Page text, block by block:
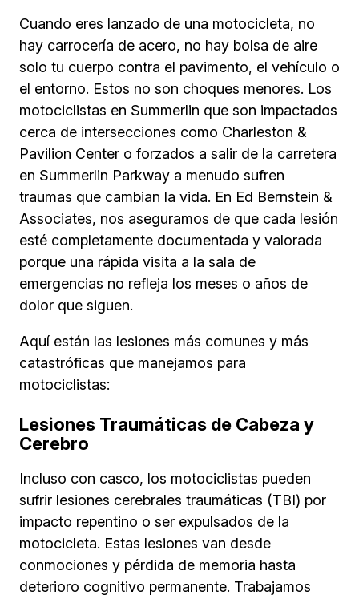
Cuando eres lanzado de una motocicleta, no
hay carrocería de acero, no hay bolsa de aire
solo tu cuerpo contra el pavimento, el vehículo o
el entorno. Estos no son choques menores. Los
motociclistas en Summerlin que son impactados
cerca de intersecciones como Charleston &
Pavilion Center o forzados a salir de la carretera
en Summerlin Parkway a menudo sufren
traumas que cambian la vida. En Ed Bernstein &
Associates, nos aseguramos de que cada lesión
esté completamente documentada y valorada
porque una rápida visita a la sala de
emergencias no refleja los meses o años de
dolor que siguen.
Aquí están las lesiones más comunes y más
catastróficas que manejamos para
motociclistas:
Lesiones Traumáticas de Cabeza y
Cerebro
Incluso con casco, los motociclistas pueden
sufrir lesiones cerebrales traumáticas (TBI) por
impacto repentino o ser expulsados de la
motocicleta. Estas lesiones van desde
conmociones y pérdida de memoria hasta
deterioro cognitivo permanente. Trabajamos